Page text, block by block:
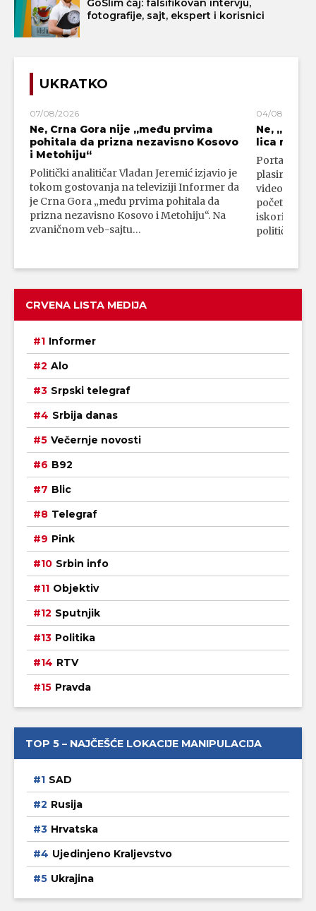
fotografije, sajt, ekspert i korisnici
UKRATKO
07/08/2026
Ne, Crna Gora nije „među prvima
pohitala da prizna nezavisno Kosovo
i Metohiju“
Politički analitičar Vladan Jeremić izjavio je
tokom gostovanja na televiziji Informer da
je Crna Gora „među prvima pohitala da
prizna nezavisno Kosovo i Metohiju“. Na
zvaničnom veb-sajtu…
04/08/2026
Ne,
lica
Portal 24
plasirali su
video-
početka
iskorišćava
političkim
CRVENA LISTA MEDIJA
Informer
Alo
Srpski telegraf
Srbija danas
Večernje novosti
B92
Blic
Telegraf
Pink
Srbin info
Objektiv
Sputnjik
Politika
RTV
Pravda
TOP 5 – NAJČEŠĆE LOKACIJE MANIPULACIJA
SAD
Rusija
Hrvatska
Ujedinjeno Kraljevstvo
Ukrajina